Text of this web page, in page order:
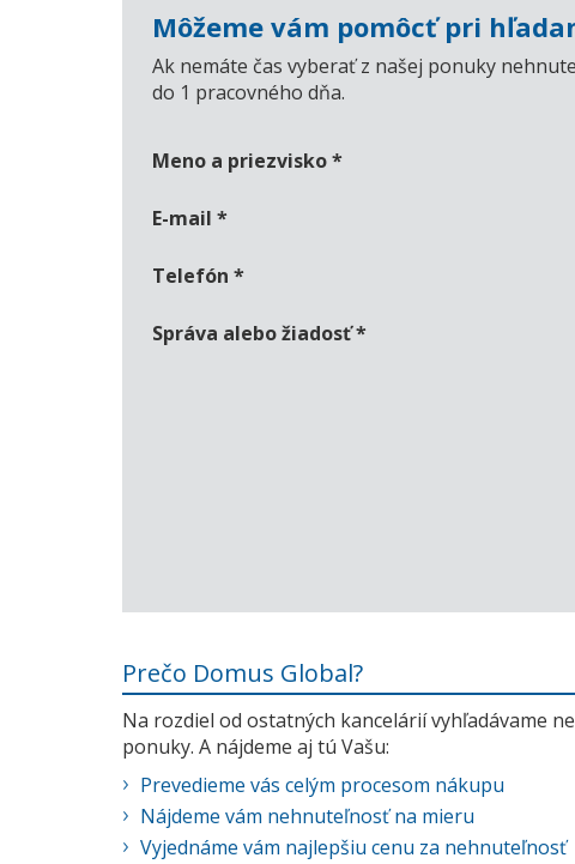
Môžeme vám pomôcť pri
Ak nemáte čas vyberať z našej ponuky
do 1 pracovného dňa.
Meno a priezvisko*
E-mail *
Telefón *
Správa alebo žiadosť*
Prečo Domus Global?
Na rozdiel od ostatných kancelárií vyhľadávame
ponuky. A nájdeme aj tú Vašu:
Prevedieme vás celým procesom nákupu
Nájdeme vám nehnuteľnosť na mieru
Vyjednáme vám najlepšiu cenu za nehnuteľnosť